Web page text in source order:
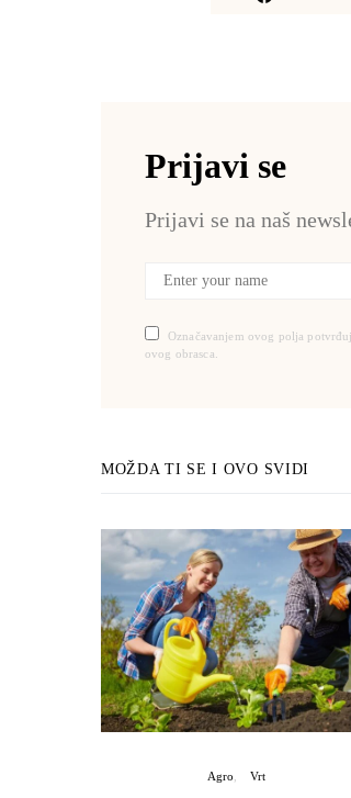
Prijavi se
Prijavi se na naš
Označavanjem ovog polja
ovog obrasca.
MOŽDA TI SE I OVO SVIDI
Agro Vrt